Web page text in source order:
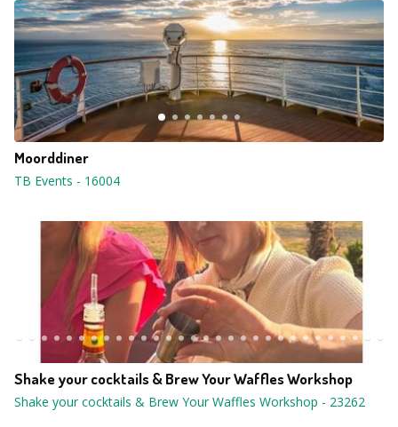
Moorddiner
TB Events - 16004
Shake your cocktails & Brew Your Waffles Workshop
Shake your cocktails & Brew Your Waffles Workshop - 23262